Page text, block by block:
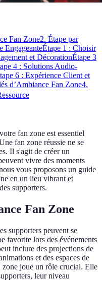
Fan Zone2. Étape par
EngageanteÉtape 1 : Choisir
et DécorationÉtape 3
4 : Solutions Audio-
6 : Expérience Client et
d’Ambiance Fan Zone4.
fan zone est essentiel
fan zone réussie ne se
Il s'agit de créer un
vivre des moments
vous proposons un guide
en un lieu vibrant et
supporters.
Fan Zone
supporters peuvent se
favorite lors des événements
inclure des projections de
et des espaces de
zone joue un rôle crucial. Elle
leur niveau